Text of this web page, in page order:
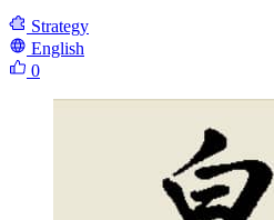
Strategy
English
0